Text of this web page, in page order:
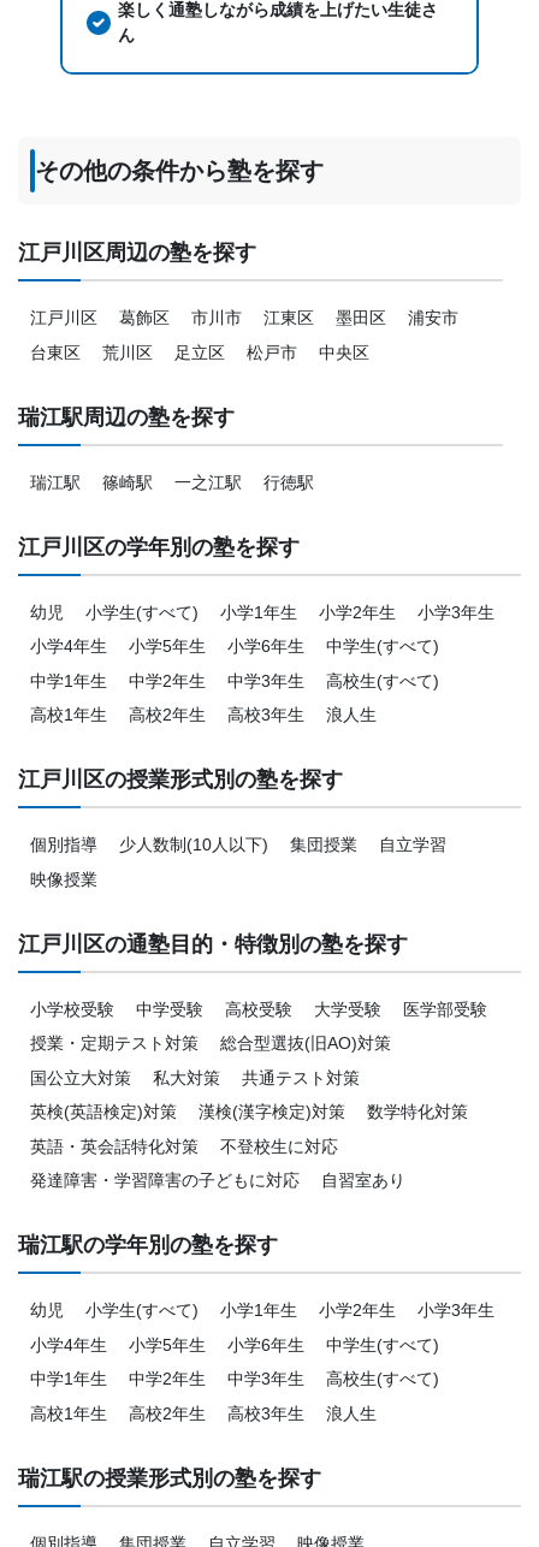
楽しく通塾しながら成績を上げたい生徒さ
ん
その他の条件から塾を探す
江戸川区周辺の塾を探す
江戸川区 葛飾区 市川市 江東区 墨田区
浦安市
台東区
荒川区 足立区 松戸市 中央区
瑞江駅周辺の塾を探す
瑞江駅 篠崎駅 一之江駅 行徳駅
江戸川区の学年別の塾を探す
幼児 小学生(すべて) 小学1年生 小学2年生
小学3年生
小学4年生
小学5年生 小学6年生
中学生(すべて)
中学1年生
中学2年生 中学3年生
高校生(すべて)
高校1年生
高校2年生 高校3年生 浪人生
江戸川区の授業形式別の塾を探す
個別指導 少人数制(10人以下) 集団授業
自立学習
映像授業
江戸川区の通塾目的・特徴別の塾を探す
小学校受験 中学受験 高校受験 大学受験
医学部受験
授業・定期テスト対策
総合型選抜(旧AO)対策
国公立大対策
私大対策
共通テスト対策
英検(英語検定)対策
漢検(漢字検定)対策
数学特化対策
英語・英会話特化対策
不登校生に対応
発達障害・学習障害の子どもに対応
自習室あり
瑞江駅の学年別の塾を探す
幼児 小学生(すべて) 小学1年生 小学2年生
小学3年生
小学4年生
小学5年生 小学6年生
中学生(すべて)
中学1年生
中学2年生 中学3年生
高校生(すべて)
高校1年生
高校2年生 高校3年生 浪人生
瑞江駅の授業形式別の塾を探す
個別指導 集団授業 自立学習 映像授業